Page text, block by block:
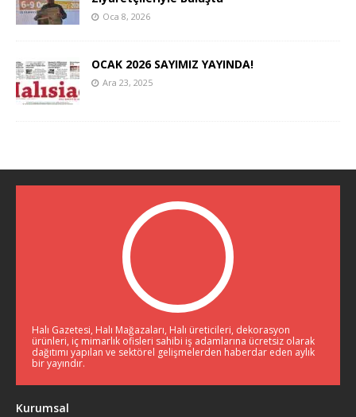
Oca 8, 2026
OCAK 2026 SAYIMIZ YAYINDA!
Ara 23, 2025
Halı Gazetesi, Halı Mağazaları, Halı üreticileri, dekorasyon
ürünleri, iç mimarlık ofisleri sahibi iş adamlarına ücretsiz olarak
dağıtımı yapılan ve sektörel gelişmelerden haberdar eden aylık
bir yayındır.
Kurumsal